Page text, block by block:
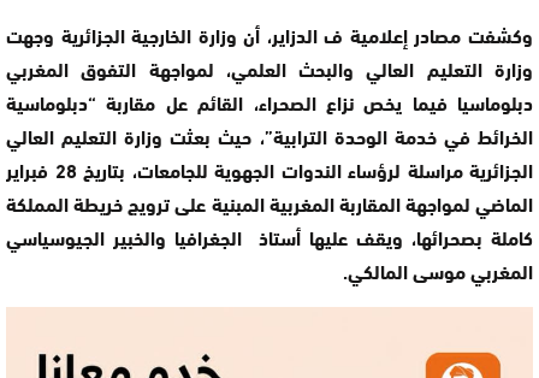
وكشفت مصادر إعلامية ف الدزاير، أن وزارة الخارجية الجزائرية وجهت
وزارة التعليم العالي والبحث العلمي، لمواجهة التفوق المغربي
دبلوماسيا فيما يخص نزاع الصحراء، القائم عل مقاربة “دبلوماسية
الخرائط في خدمة الوحدة الترابية”، حيث بعثت وزارة التعليم العالي
الجزائرية مراسلة لرؤساء الندوات الجهوية للجامعات، بتاريخ 28 فبراير
الماضي لمواجهة المقاربة المغربية المبنية على ترويج خريطة المملكة
كاملة بصحرائها، ويقف عليها أستاذ الجغرافيا والخبير الجيوسياسي
المغربي موسى المالكي.